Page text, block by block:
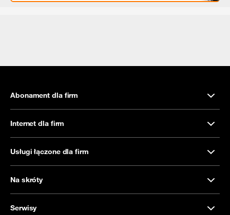
Abonament dla firm
Internet dla firm
Usługi łączone dla firm
Na skróty
Serwisy